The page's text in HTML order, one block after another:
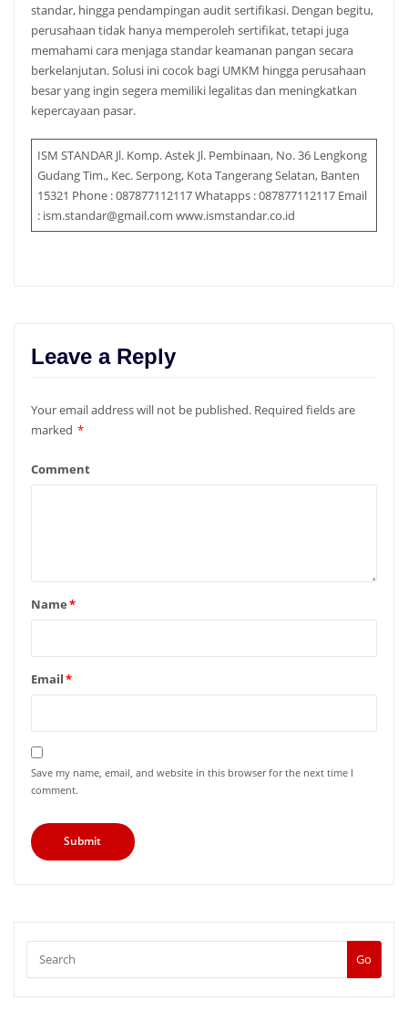
standar, hingga pendampingan audit sertifikasi. Dengan begitu,
perusahaan tidak hanya memperoleh sertifikat, tetapi juga
memahami cara menjaga standar keamanan pangan secara
berkelanjutan. Solusi ini cocok bagi UMKM hingga perusahaan
besar yang ingin segera memiliki legalitas dan meningkatkan
kepercayaan pasar.
ISM STANDAR Jl. Komp. Astek Jl. Pembinaan, No. 36 Lengkong
Gudang Tim., Kec. Serpong, Kota Tangerang Selatan, Banten
15321 Phone : 087877112117 Whatapps : 087877112117 Email
: ism.standar@gmail.com www.ismstandar.co.id
Leave a Reply
Your email address will not be published. Required fields are
marked *
Comment
Name*
Email*
Save my name, email, and website in this browser for the next time I
comment.
Go